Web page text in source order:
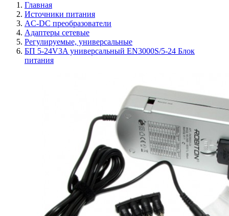
Главная
Источники питания
AC-DC преобразователи
Адаптеры сетевые
Регулируемые, универсальные
БП 5-24V3A универсальный EN3000S/5-24 Блок
питания